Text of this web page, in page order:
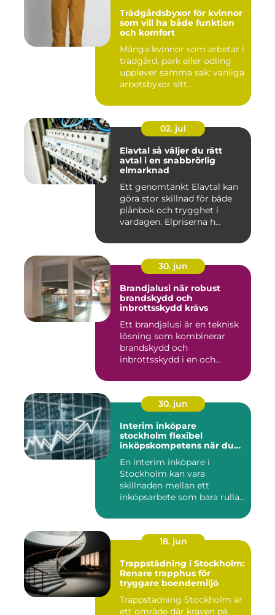
Trädgårdsbyxor för kvinnor
som vill ha både funktion
och komfort
Många kvinnor som arbetar i
trädgård, park eller odling
upplever samma sak: vanliga
arbetsbyxor sitt...
02. jul
Elavtal så väljer du rätt
avtal i en snabbrörlig
elmarknad
Ett genomtänkt Elavtal kan
göra stor skillnad för både
plånbok och trygghet i
vardagen. Elpriserna h...
30. jun
Brandjalusi när robust
brandskydd och
inbrottsskydd krävs
Ett brandjalusi är en teknisk
lösning som kombinerar
brandskydd och
inbrottsskydd i en och
30. jun
Interim inköpare
stockholm flexibel
inköpskompetens när du
En interim inköpare i
Stockholm kan vara
skillnaden mellan ett
inköpsarbete som bara rullar
18. jun
Trappstädning i Stockholm:
Renare trapphus för
tryggare boendemiljö
Trappstädning Stockholm är
ett område där kraven på